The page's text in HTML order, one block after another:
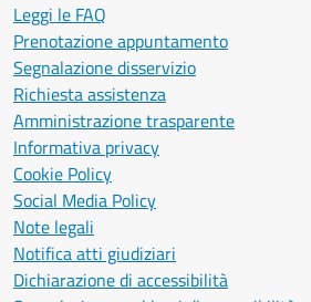
Leggi le FAQ
Prenotazione appuntamento
Segnalazione disservizio
Richiesta assistenza
Amministrazione trasparente
Informativa privacy
Cookie Policy
Social Media Policy
Note legali
Notifica atti giudiziari
Dichiarazione di accessibilità